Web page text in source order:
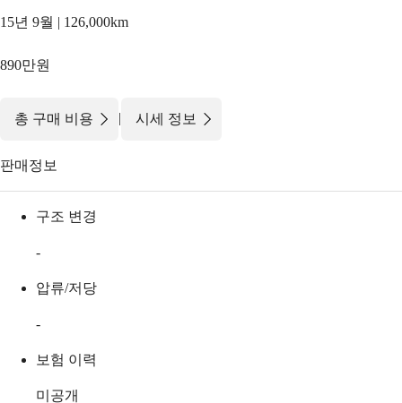
15년 9월 | 126,000km
890만원
총 구매 비용 | 시세 정보
판매정보
구조 변경
-
압류/저당
-
보험 이력
미공개